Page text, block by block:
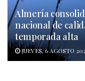
Almería
nacional de
temporada alta
JUEVES, 6 AGOSTO